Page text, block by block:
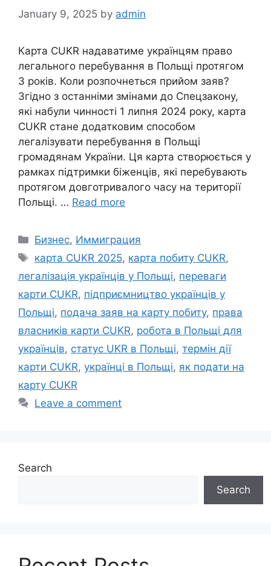
January 9, 2025 by admin
Карта CUKR надаватиме українцям право
легального перебування в Польщі протягом
3 років. Коли розпочнеться прийом заяв?
Згідно з останніми змінами до Спецзакону,
які набули чинності 1 липня 2024 року, карта
CUKR стане додатковим способом
легалізувати перебування в Польщі
громадянам України. Ця карта створюється у
рамках підтримки біженців, які перебувають
протягом довготривалого часу на території
Польщі. … Read more
Categories
Бизнес, Иммиграция
Tags
карта CUKR 2025, карта побиту CUKR,
легалізація українців у Польщі, переваги
карти CUKR, підприємництво українців у
Польщі, подача заяв на карту побиту, права
власників карти CUKR, робота в Польщі для
українців, статус UKR в Польщі, термін дії
карти CUKR, українці в Польщі, як подати на
карту CUKR
Leave a comment
Search
Search